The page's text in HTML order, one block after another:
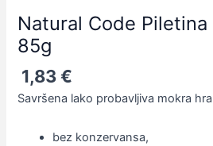
Natural Code
85g
1,83€
Savršena lako probavljiva mokra
bez konzervansa,
85g
količina